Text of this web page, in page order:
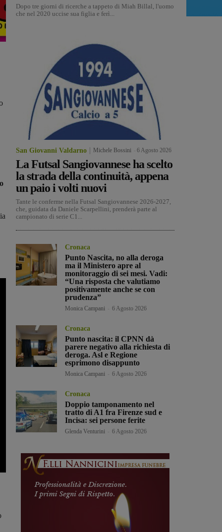
Dopo tre giorni di ricerche a tappeto di Miah Billal, l'uomo
che nel 2020 uccise sua figlia e ferì...
San Giovanni Valdarno Michele Bossini 6 Agosto 2026
La Futsal Sangiovannese ha scelto
la strada della continuità, appena
un paio i volti nuovi
Tante le conferme nella Futsal Sangiovannese 2026-2027,
che, guidata da Daniele Scarpellini, prenderà parte al
campionato di serie C1...
Cronaca
Punto Nascita, no alla deroga
ma il Ministero apre al
monitoraggio di sei mesi. Vadi:
“Una risposta che valutiamo
positivamente anche se con
prudenza”
Monica Campani 6 Agosto 2026
Cronaca
Punto nascita: il CPNN dà
parere negativo alla richiesta di
deroga. Asl e Regione
esprimono disappunto
Monica Campani 6 Agosto 2026
Cronaca
Doppio tamponamento nel
tratto di A1 fra Firenze sud e
Incisa: sei persone ferite
Glenda Venturini 6 Agosto 2026